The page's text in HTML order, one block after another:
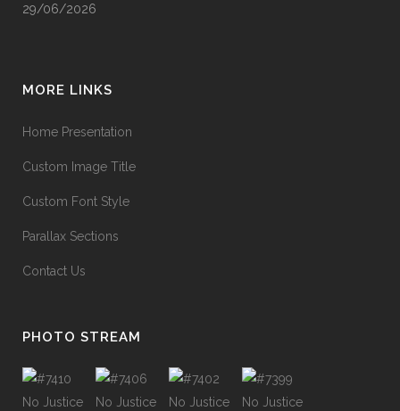
29/06/2026
MORE LINKS
Home Presentation
Custom Image Title
Custom Font Style
Parallax Sections
Contact Us
PHOTO STREAM